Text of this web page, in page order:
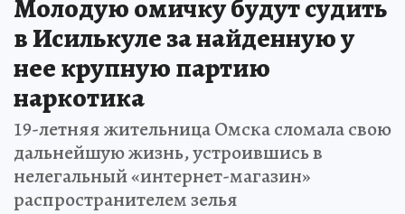
Молодую омичку будут судить
в Исилькуле за найденную у
нее крупную партию
наркотика
19-летняя жительница Омска сломала свою
дальнейшую жизнь, устроившись в
нелегальный «интернет-магазин»
распространителем зелья